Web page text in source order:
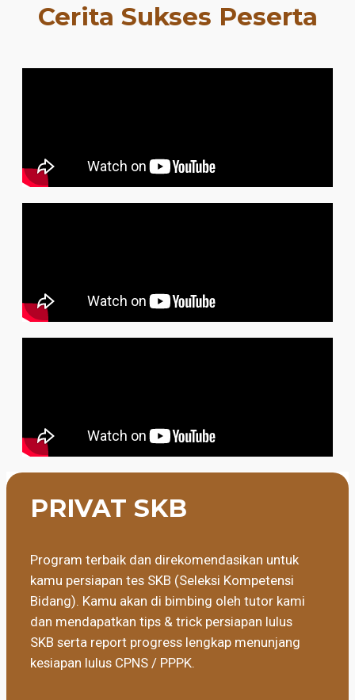
Cerita Sukses Peserta
PRIVAT SKB
Program terbaik dan direkomendasikan untuk
kamu persiapan tes SKB (Seleksi Kompetensi
Bidang). Kamu akan di bimbing oleh tutor kami
dan mendapatkan tips & trick persiapan lulus
SKB serta report progress lengkap menunjang
kesiapan lulus CPNS / PPPK.